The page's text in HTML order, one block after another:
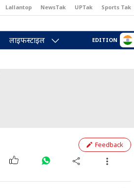
Lallantop NewsTak UPTak Sports Tak
लाइफस्टाइल EDITION
Feedback